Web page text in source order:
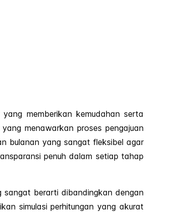
memberikan kemudahan serta
menawarkan proses pengajuan
bulanan yang sangat fleksibel agar
penuh dalam setiap tahap
sangat berarti dibandingkan dengan
simulasi perhitungan yang akurat